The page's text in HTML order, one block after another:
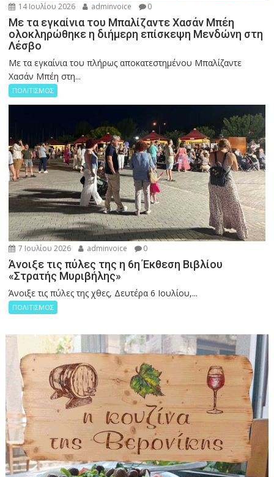
14 Ιουλίου 2026 adminvoice 0
Με τα εγκαίνια του Μπαλίζαντε Χασάν Μπέη
ολοκληρώθηκε η διήμερη επίσκεψη Μενδώνη στη
Λέσβο
Με τα εγκαίνια του πλήρως αποκατεστημένου Μπαλίζαντε
Χασάν Μπέη στη...
ΠΟΛΙΤΙΣΜΟΣ
7 Ιουλίου 2026 adminvoice 0
Άνοιξε τις πύλες της η 6η Έκθεση Βιβλίου
«Στρατής Μυριβήλης»
Άνοιξε τις πύλες της χθες, Δευτέρα 6 Ιουλίου,...
ΠΟΛΙΤΙΣΜΟΣ